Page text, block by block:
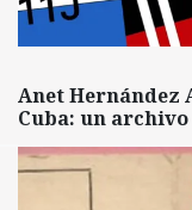
Anet Hernández
Cuba: un